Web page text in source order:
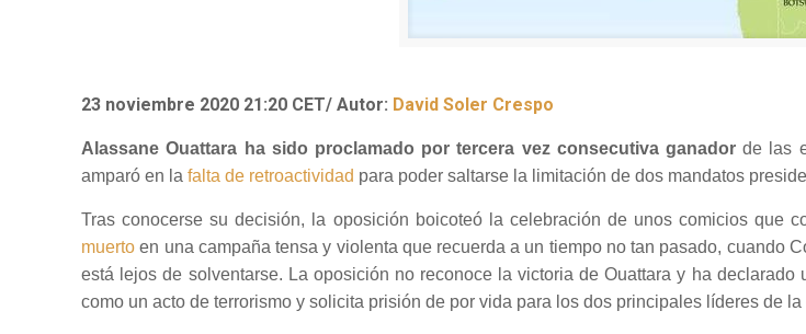
23 noviembre 2020 21:20 CET/Autor: David Soler Crespo
Alassane Ouattara ha sido proclamado por tercera vez consecutiva ganadorde las
amparó en lafalta de retroactividad para poder saltarse la limitación de dos mandatos
Tras conocerse su decisión, la oposición boicoteó la celebración de unos comicios que
muerto en una campaña tensa y violenta que recuerda a un tiempo no tan pasado, cuando
está lejos de solventarse. La oposición no reconoce la victoria de Ouattara y ha
como un acto de terrorismo y solicita prisión de por vida para los dos principales líderes de